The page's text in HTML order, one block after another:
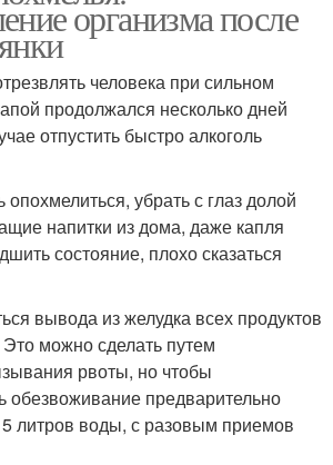
организма после
человека при сильном
продолжался несколько дней
отпустить быстро алкоголь
опохмелиться, убрать с глаз долой
напитки из дома, даже капля
состояние, плохо сказаться
вывода из желудка всех продуктов
можно сделать путем
рвоты, но чтобы
обезвоживание предварительно
литров воды, с разовым приемов